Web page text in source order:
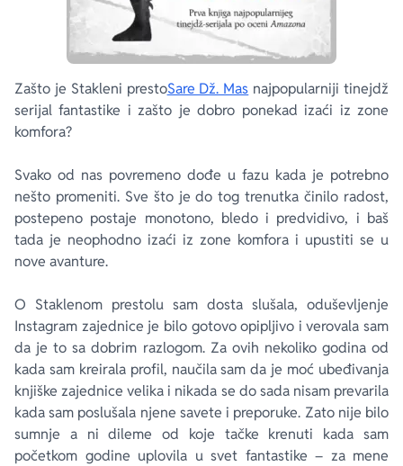
Zašto je Stakleni prestoSare Dž. Mas najpopularniji tinejdž
serijal fantastike i zašto je dobro ponekad izaći iz zone
komfora?
Svako od nas povremeno dođe u fazu kada je potrebno
nešto promeniti. Sve što je do tog trenutka činilo radost,
postepeno postaje monotono, bledo i predvidivo, i baš
tada je neophodno izaći iz zone komfora i upustiti se u
nove avanture.
O Staklenom prestolu sam dosta slušala, oduševljenje
Instagram zajednice je bilo gotovo opipljivo i verovala sam
da je to sa dobrim razlogom. Za ovih nekoliko godina od
kada sam kreirala profil, naučila sam da je moć ubeđivanja
knjiške zajednice velika i nikada se do sada nisam prevarila
kada sam poslušala njene savete i preporuke. Zato nije bilo
sumnje a ni dileme od koje tačke krenuti kada sam
početkom godine uplovila u svet fantastike – za mene